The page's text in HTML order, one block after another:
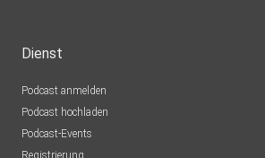
Dienst
Podcast anmelden
Podcast hochladen
Podcast-Events
Registrierung